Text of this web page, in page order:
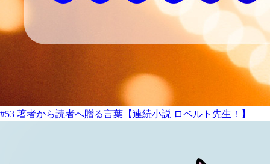
#53 著者から読者へ贈る言葉【連続小説 ロベルト先生！】